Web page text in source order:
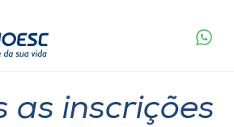
as inscrições